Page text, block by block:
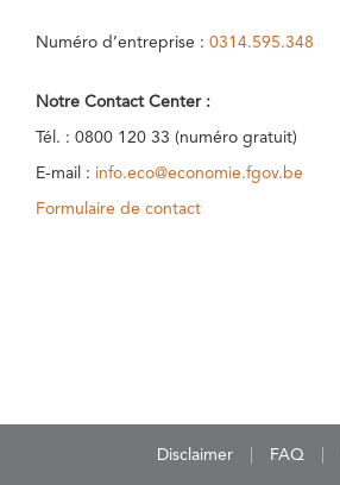
Numéro d’entreprise : 0314.595.348
Notre Contact Center :
Tél. : 0800 120 33 (numéro gratuit)
E-mail : info.eco@economie.fgov.be
Formulaire de contact
Disclaimer FAQ